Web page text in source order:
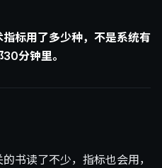
标用了多少种，不是系统有
分钟里。
书读了不少，指标也会用，